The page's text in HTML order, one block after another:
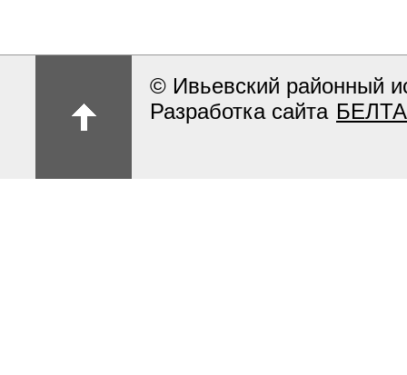
© Ивьевский районный
Разработка сайта БЕЛТА